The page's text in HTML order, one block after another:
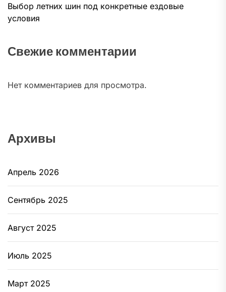
Выбор летних шин под конкретные ездовые
условия
Свежие комментарии
Нет комментариев для просмотра.
Архивы
Апрель 2026
Сентябрь 2025
Август 2025
Июль 2025
Март 2025